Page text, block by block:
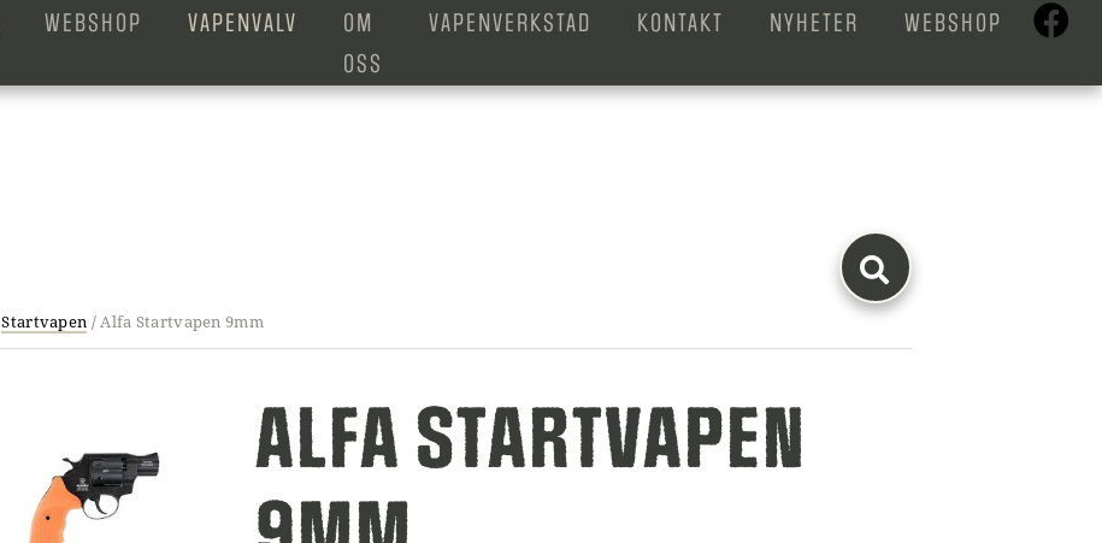
WEBSHOP VAPENVALV
OM
OSS
VAPENVERKSTAD KONTAKT NYHETER WEBSHOP
Startvapen /Alfa Startvapen 9mm
ALFA STARTVAPEN